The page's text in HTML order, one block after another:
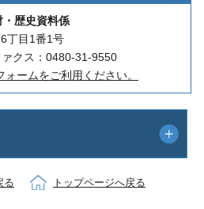
歴史資料係
丁目1番1号
クス：0480-31-9550
ームをご利用ください。
る トップページへ戻る